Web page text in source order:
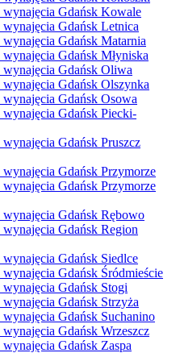
Gdańsk Kowale
Gdańsk Letnica
Gdańsk Matarnia
Gdańsk Młyniska
Gdańsk Oliwa
Gdańsk Olszynka
Gdańsk Osowa
Gdańsk Piecki-
Gdańsk Pruszcz
Gdańsk Przymorze
Gdańsk Przymorze
Gdańsk Rębowo
Gdańsk Region
Gdańsk Siedlce
Gdańsk Śródmieście
Gdańsk Stogi
Gdańsk Strzyża
Gdańsk Suchanino
Gdańsk Wrzeszcz
Gdańsk Zaspa